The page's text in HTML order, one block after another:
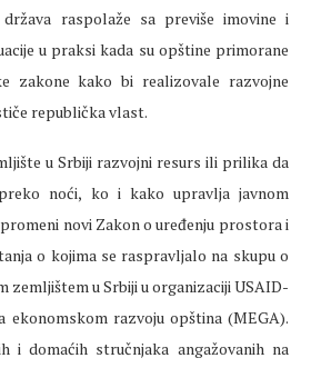
raspolaže sa previše imovine i
u praksi kada su opštine primorane
zakone kako bi realizovale razvojne
republička vlast.
u Srbiji razvojni resurs ili prilika da
noći, ko i kako upravlja javnom
novi Zakon o uređenju prostora i
o kojima se raspravljalo na skupu o
zemljištem u Srbiji u organizaciji USAID-
ekonomskom razvoju opština (MEGA).
i domaćih stručnjaka angažovanih na